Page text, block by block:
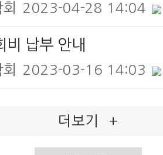
2023-04-28 14:04
납부 안내
2023-03-16 14:03
더보기 +